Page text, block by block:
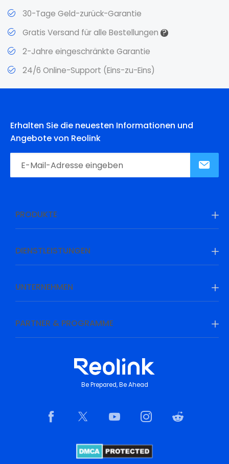
30-Tage Geld-zurück-Garantie
Gratis Versand für alle Bestellungen ?
2-Jahre eingeschränkte Garantie
24/6 Online-Support (Eins-zu-Eins)
Erhalten Sie die neuesten Informationen und
Angebote von Reolink
PRODUKTE
DIENSTLEISTUNGEN
UNTERNEHMEN
PARTNER & PROGRAMME
Be Prepared, Be Ahead